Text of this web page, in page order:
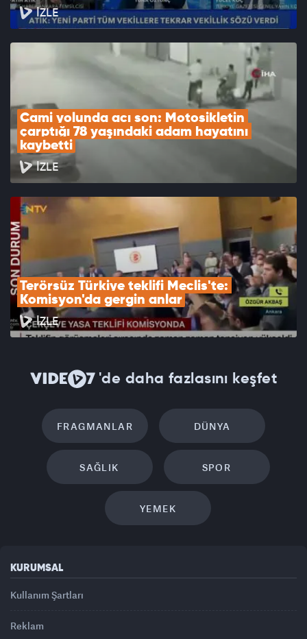
İZLE
Cami yolunda acı son: Motosikletin
çarptığı 78 yaşındaki adam hayatını
kaybetti
İZLE
Terörsüz Türkiye teklifi Meclis'te:
Komisyon'da gergin anlar
İZLE
'de daha fazlasını keşfet
FRAGMANLAR DÜNYA
SAĞLIK SPOR
YEMEK
KURUMSAL
Kullanım Şartları
Reklam